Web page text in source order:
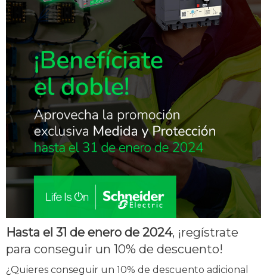
Hasta el 31 de enero de 2024, ¡regístrate
para conseguir un 10% de descuento!
¿Quieres conseguir un 10% de descuento adicional